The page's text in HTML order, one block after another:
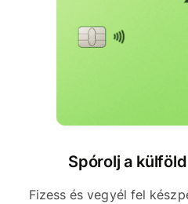
Spórolj a
Fizess és vegyél fel